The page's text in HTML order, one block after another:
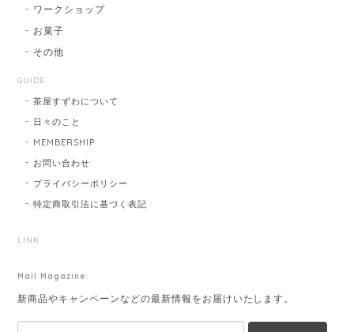
ワークショップ
お菓子
その他
GUIDE
茶屋すずわについて
日々のこと
MEMBERSHIP
お問い合わせ
プライバシーポリシー
特定商取引法に基づく表記
LINK
Mail Magazine
新商品やキャンペーンなどの最新情報をお届けいたします。